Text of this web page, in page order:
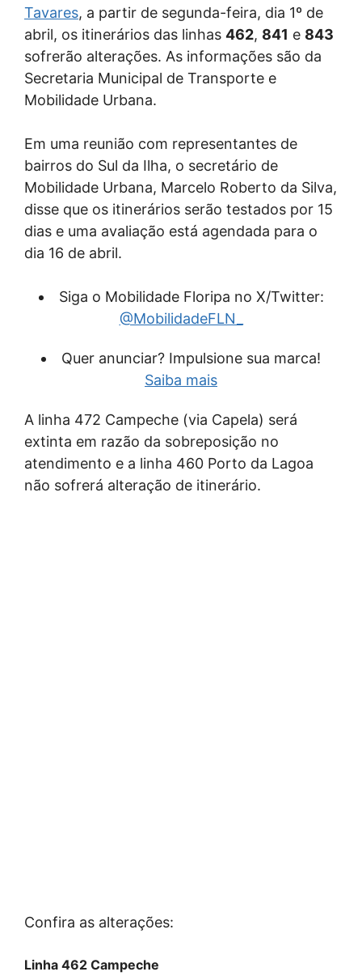
Tavares, a partir de segunda-feira, dia 1º de
abril, os itinerários das linhas 462, 841 e 843
sofrerão alterações. As informações são da
Secretaria Municipal de Transporte e
Mobilidade Urbana.
Em uma reunião com representantes de
bairros do Sul da Ilha, o secretário de
Mobilidade Urbana, Marcelo Roberto da Silva,
disse que os itinerários serão testados por 15
dias e uma avaliação está agendada para o
dia 16 de abril.
Siga o Mobilidade Floripa no X/Twitter:
@MobilidadeFLN_
Quer anunciar? Impulsione sua marca!
Saiba mais
A linha 472 Campeche (via Capela) será
extinta em razão da sobreposição no
atendimento e a linha 460 Porto da Lagoa
não sofrerá alteração de itinerário.
Confira as alterações:
Linha 462 Campeche